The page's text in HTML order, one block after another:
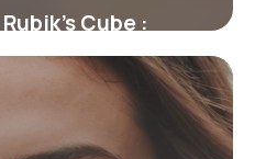
Cube :
débutants